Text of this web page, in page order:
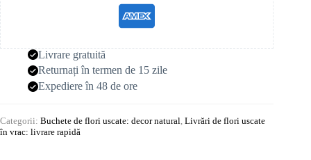
Livrare gratuită
Returnați în termen de 15 zile
Expediere în 48 de ore
Categorii: Buchete de flori uscate: decor natural, Livrări de flori uscate
în vrac: livrare rapidă